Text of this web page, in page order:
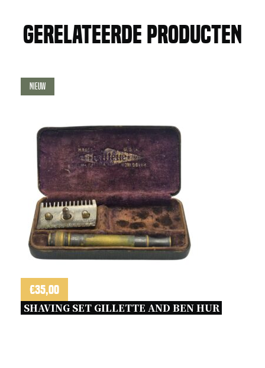
with
caseGerelateerde producten
Nieuw
€35,00
SHAVING SET GILLETTE AND BEN HUR